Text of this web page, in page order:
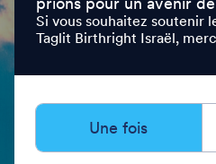
Si vous souhaitez soutenir
Taglit Birthright Israël,
Une fois
Country